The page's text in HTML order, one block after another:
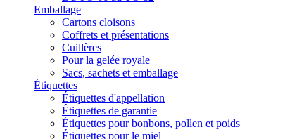
Emballage
Cartons cloisons
Coffrets et présentations
Cuillères
Pour la gelée royale
Sacs, sachets et emballage
Étiquettes
Étiquettes d'appellation
Étiquettes de garantie
Étiquettes pour bonbons, pollen et poids
Étiquettes pour le miel